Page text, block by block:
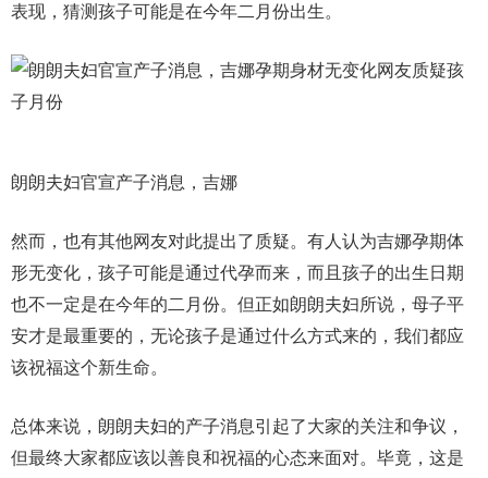
表现，猜测孩子可能是在今年二月份出生。
朗朗夫妇官宣产子消息，吉娜
然而，也有其他网友对此提出了质疑。有人认为吉娜孕期体
形无变化，孩子可能是通过代孕而来，而且孩子的出生日期
也不一定是在今年的二月份。但正如朗朗夫妇所说，母子平
安才是最重要的，无论孩子是通过什么方式来的，我们都应
该祝福这个新生命。
总体来说，朗朗夫妇的产子消息引起了大家的关注和争议，
但最终大家都应该以善良和祝福的心态来面对。毕竟，这是